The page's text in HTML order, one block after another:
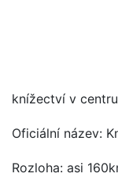
knížectví v
Oficiální název:
Rozloha: asi